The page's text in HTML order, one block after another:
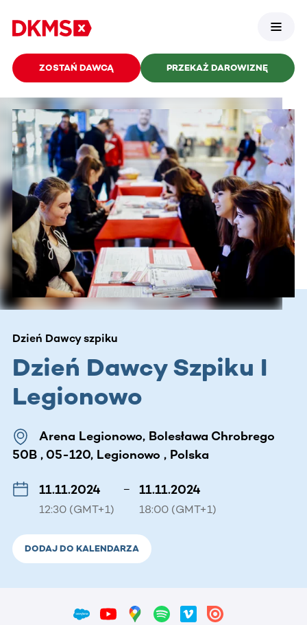
ZOSTAŃ DAWCĄ PRZEKAŻ DAROWIZNĘ
Dzień Dawcy szpiku
Dzień Dawcy Szpiku I
Legionowo
Arena Legionowo, Bolesława Chrobrego
50B , 05-120, Legionowo , Polska
11.11.2024
12:30 (GMT+1)
– 11.11.2024
18:00 (GMT+1)
DODAJ DO KALENDARZA